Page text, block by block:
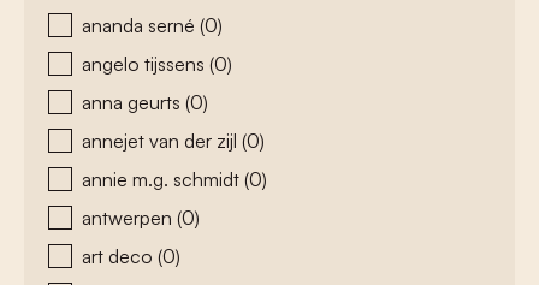
ananda serné (0)
angelo tijssens (0)
anna geurts (0)
annejet van der zijl (0)
annie m.g. schmidt (0)
antwerpen (0)
art deco (0)